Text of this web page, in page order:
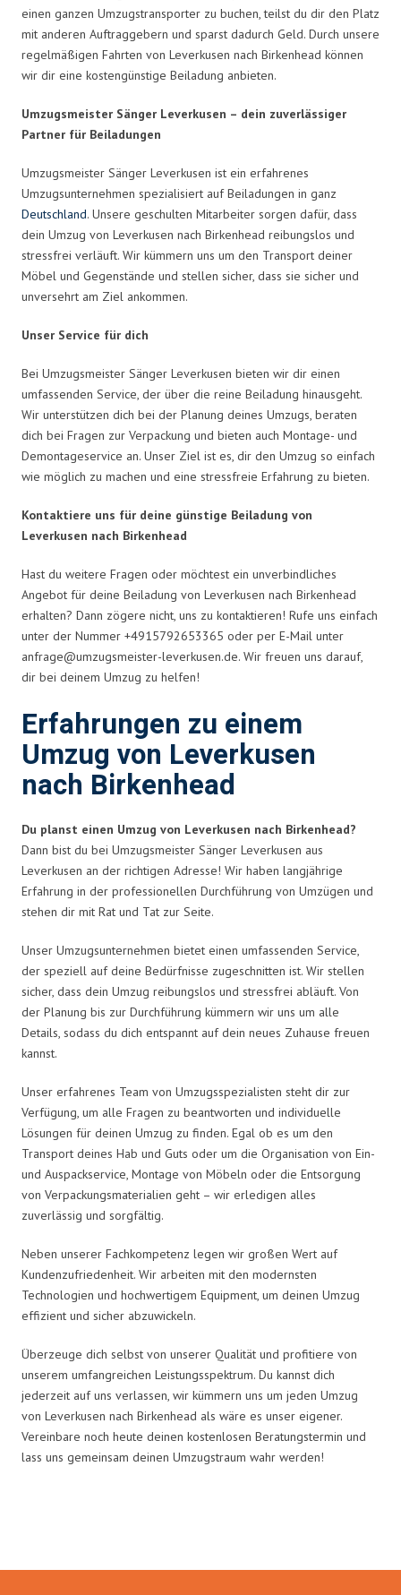
einen ganzen Umzugstransporter zu buchen, teilst du dir den Platz
mit anderen Auftraggebern und sparst dadurch Geld. Durch unsere
regelmäßigen Fahrten von Leverkusen nach Birkenhead können
wir dir eine kostengünstige Beiladung anbieten.
Umzugsmeister Sänger Leverkusen – dein zuverlässiger
Partner für Beiladungen
Umzugsmeister Sänger Leverkusen ist ein erfahrenes
Umzugsunternehmen spezialisiert auf Beiladungen in ganz
Deutschland. Unsere geschulten Mitarbeiter sorgen dafür, dass
dein Umzug von Leverkusen nach Birkenhead reibungslos und
stressfrei verläuft. Wir kümmern uns um den Transport deiner
Möbel und Gegenstände und stellen sicher, dass sie sicher und
unversehrt am Ziel ankommen.
Unser Service für dich
Bei Umzugsmeister Sänger Leverkusen bieten wir dir einen
umfassenden Service, der über die reine Beiladung hinausgeht.
Wir unterstützen dich bei der Planung deines Umzugs, beraten
dich bei Fragen zur Verpackung und bieten auch Montage- und
Demontageservice an. Unser Ziel ist es, dir den Umzug so einfach
wie möglich zu machen und eine stressfreie Erfahrung zu bieten.
Kontaktiere uns für deine günstige Beiladung von
Leverkusen nach Birkenhead
Hast du weitere Fragen oder möchtest ein unverbindliches
Angebot für deine Beiladung von Leverkusen nach Birkenhead
erhalten? Dann zögere nicht, uns zu kontaktieren! Rufe uns einfach
unter der Nummer +4915792653365 oder per E-Mail unter
anfrage@umzugsmeister-leverkusen.de. Wir freuen uns darauf,
dir bei deinem Umzug zu helfen!
Erfahrungen zu einem
Umzug von Leverkusen
nach Birkenhead
Du planst einen Umzug von Leverkusen nach Birkenhead?
Dann bist du bei Umzugsmeister Sänger Leverkusen aus
Leverkusen an der richtigen Adresse! Wir haben langjährige
Erfahrung in der professionellen Durchführung von Umzügen und
stehen dir mit Rat und Tat zur Seite.
Unser Umzugsunternehmen bietet einen umfassenden Service,
der speziell auf deine Bedürfnisse zugeschnitten ist. Wir stellen
sicher, dass dein Umzug reibungslos und stressfrei abläuft. Von
der Planung bis zur Durchführung kümmern wir uns um alle
Details, sodass du dich entspannt auf dein neues Zuhause freuen
kannst.
Unser erfahrenes Team von Umzugsspezialisten steht dir zur
Verfügung, um alle Fragen zu beantworten und individuelle
Lösungen für deinen Umzug zu finden. Egal ob es um den
Transport deines Hab und Guts oder um die Organisation von Ein-
und Auspackservice, Montage von Möbeln oder die Entsorgung
von Verpackungsmaterialien geht – wir erledigen alles
zuverlässig und sorgfältig.
Neben unserer Fachkompetenz legen wir großen Wert auf
Kundenzufriedenheit. Wir arbeiten mit den modernsten
Technologien und hochwertigem Equipment, um deinen Umzug
effizient und sicher abzuwickeln.
Überzeuge dich selbst von unserer Qualität und profitiere von
unserem umfangreichen Leistungsspektrum. Du kannst dich
jederzeit auf uns verlassen, wir kümmern uns um jeden Umzug
von Leverkusen nach Birkenhead als wäre es unser eigener.
Vereinbare noch heute deinen kostenlosen Beratungstermin und
lass uns gemeinsam deinen Umzugstraum wahr werden!